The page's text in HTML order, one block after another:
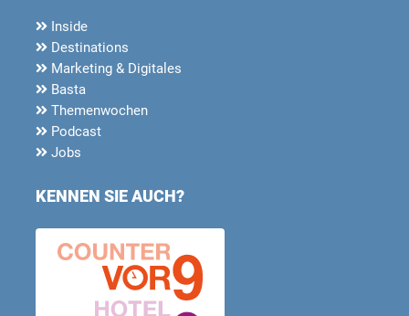
Inside
Destinations
Marketing & Digitales
Basta
Themenwochen
Podcast
Jobs
KENNEN SIE AUCH?